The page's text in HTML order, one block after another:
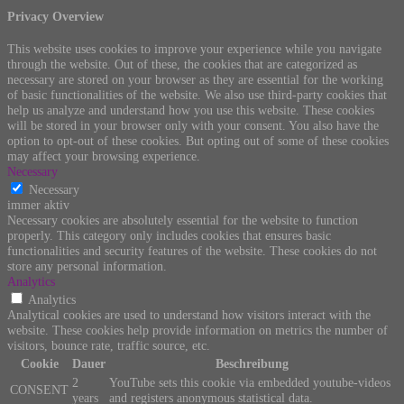
Privacy Overview
This website uses cookies to improve your experience while you navigate
through the website. Out of these, the cookies that are categorized as
necessary are stored on your browser as they are essential for the working
of basic functionalities of the website. We also use third-party cookies that
help us analyze and understand how you use this website. These cookies
will be stored in your browser only with your consent. You also have the
option to opt-out of these cookies. But opting out of some of these cookies
may affect your browsing experience.
Necessary
Necessary
immer aktiv
Necessary cookies are absolutely essential for the website to function
properly. This category only includes cookies that ensures basic
functionalities and security features of the website. These cookies do not
store any personal information.
Analytics
Analytics
Analytical cookies are used to understand how visitors interact with the
website. These cookies help provide information on metrics the number of
visitors, bounce rate, traffic source, etc.
Cookie
Dauer
Beschreibung
CONSENT 2
years
YouTube sets this cookie via embedded youtube-videos
and registers anonymous statistical data.